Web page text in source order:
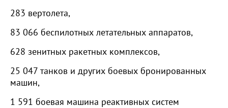
283 вертолета,
83 066 беспилотных летательных аппаратов,
628 зенитных ракетных комплексов,
25 047 танков и других боевых бронированных
машин,
1 591 боевая машина реактивных систем